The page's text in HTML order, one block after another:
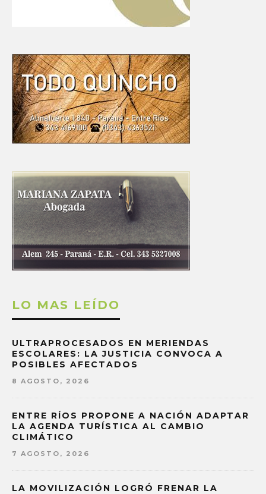
LO MAS LEÍDO
ULTRAPROCESADOS EN MERIENDAS
ESCOLARES: LA JUSTICIA CONVOCA A
POSIBLES AFECTADOS
8 AGOSTO, 2026
ENTRE RÍOS PROPONE A NACIÓN ADAPTAR
LA AGENDA TURÍSTICA AL CAMBIO
CLIMÁTICO
7 AGOSTO, 2026
LA MOVILIZACIÓN LOGRÓ FRENAR LA